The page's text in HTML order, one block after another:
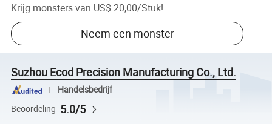
Krijg monsters van US$ 20,00/Stuk!
Neem een monster
Suzhou Ecod Precision Manufacturing Co., Ltd.
Handelsbedrijf
Beoordeling 5.0/5